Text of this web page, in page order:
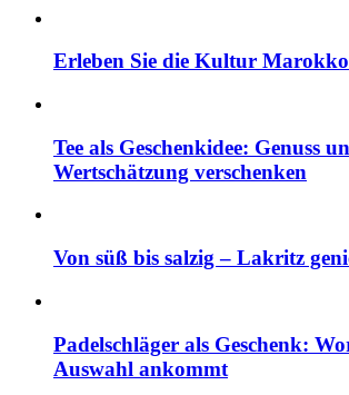
Erleben Sie die Kultur
Tee als Geschenkidee: Genuss
Wertschätzung verschenken
Von süß bis salzig – Lakritz
Padelschläger als Geschenk:
Auswahl ankommt